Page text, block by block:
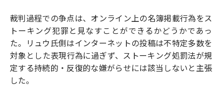
裁判過程での争点は、オンライン上の名簿掲載行為をス
トーキング犯罪と見なすことができるかどうかであっ
た。リュウ氏側はインターネットの投稿は不特定多数を
対象とした表現行為に過ぎず、ストーキング処罰法が規
定する持続的・反復的な嫌がらせには該当しないと主張
した。